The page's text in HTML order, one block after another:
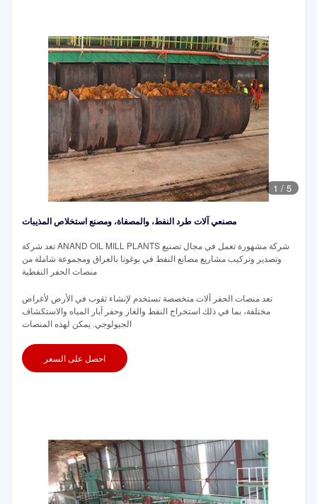
1 / 5
مصنعي آلات طرد النفط، والمصفاة، ومصنع استخلاص المذيبات
تعد شركة ANAND OIL MILL PLANTS شركة مشهورة تعمل في مجال تصنيع
وتصدير وتركيب مشاريع مصانع النفط في بوغوتا بالعراق ومجموعة شاملة من
منصات الحفر النفطية
تعد منصات الحفر آلات متخصصة تستخدم لإنشاء ثقوب في الأرض لأغراض
مختلفة، بما في ذلك استخراج النفط والغاز وحفر آبار المياه والاستكشاف
الجيولوجي. يمكن لهذه المنصات
احصل على السعر